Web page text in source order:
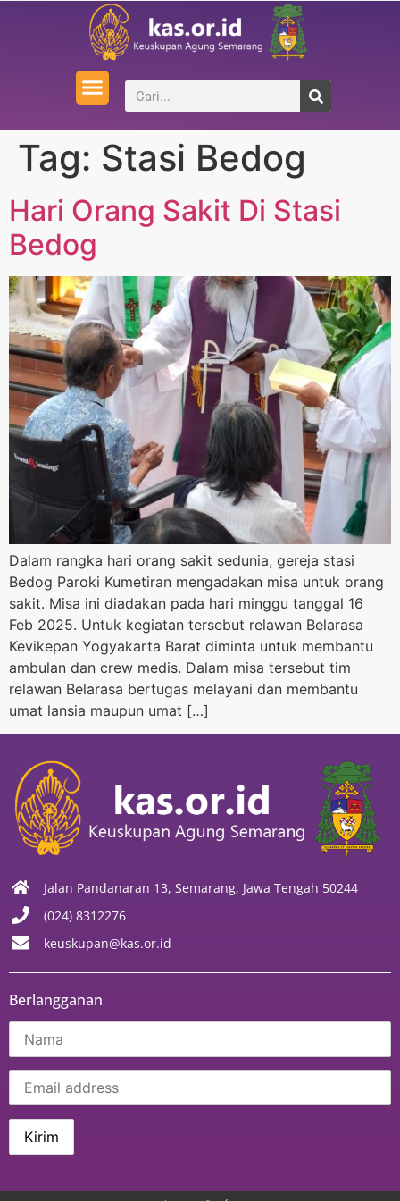
Tag: Stasi Bedog
Hari Orang Sakit Di Stasi
Bedog
Dalam rangka hari orang sakit sedunia, gereja stasi
Bedog Paroki Kumetiran mengadakan misa untuk orang
sakit. Misa ini diadakan pada hari minggu tanggal 16
Feb 2025. Untuk kegiatan tersebut relawan Belarasa
Kevikepan Yogyakarta Barat diminta untuk membantu
ambulan dan crew medis. Dalam misa tersebut tim
relawan Belarasa bertugas melayani dan membantu
umat lansia maupun umat […]
Jalan Pandanaran 13, Semarang, Jawa Tengah 50244
(024) 8312276
keuskupan@kas.or.id
Berlangganan